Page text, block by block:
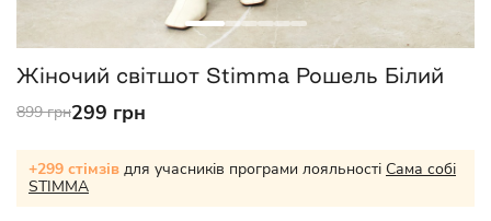
Жіночий світшот Stimma Рошель Білий
899 грн299 грн
+299 стімзів для учасників програми лояльності Сама собі
STIMMA